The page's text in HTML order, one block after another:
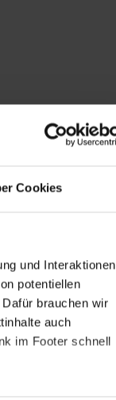
Cookies
und Interaktionen
potentiellen
brauchen wir
auch
im Footer schnell